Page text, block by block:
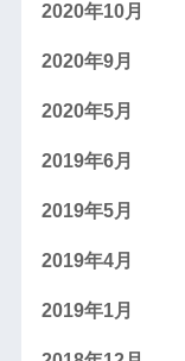
2020年10月
2020年9月
2020年5月
2019年6月
2019年5月
2019年4月
2019年1月